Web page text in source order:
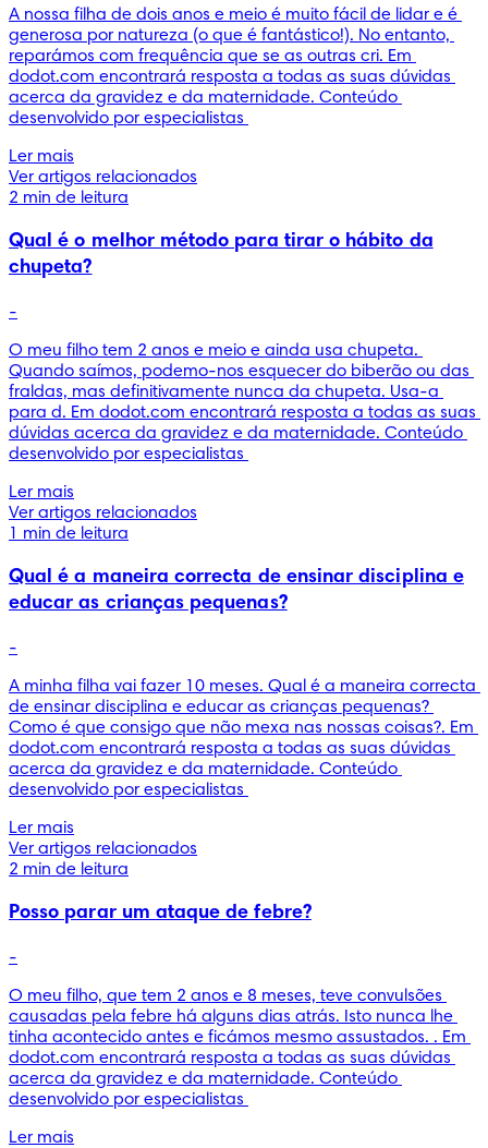
A nossa filha de dois anos e meio é muito fácil de lidar e é
generosa por natureza (o que é fantástico!). No entanto,
reparámos com frequência que se as outras cri. Em
dodot.com encontrará resposta a todas as suas dúvidas
acerca da gravidez e da maternidade. Conteúdo
desenvolvido por especialistas
Ler mais
Ver artigos relacionados
2 min de leitura
Qual é o melhor método para tirar o hábito da
chupeta?
-
O meu filho tem 2 anos e meio e ainda usa chupeta.
Quando saímos, podemo-nos esquecer do biberão ou das
fraldas, mas definitivamente nunca da chupeta. Usa-a
para d. Em dodot.com encontrará resposta a todas as suas
dúvidas acerca da gravidez e da maternidade. Conteúdo
desenvolvido por especialistas
Ler mais
Ver artigos relacionados
1 min de leitura
Qual é a maneira correcta de ensinar disciplina e
educar as crianças pequenas?
-
A minha filha vai fazer 10 meses. Qual é a maneira correcta
de ensinar disciplina e educar as crianças pequenas?
Como é que consigo que não mexa nas nossas coisas?. Em
dodot.com encontrará resposta a todas as suas dúvidas
acerca da gravidez e da maternidade. Conteúdo
desenvolvido por especialistas
Ler mais
Ver artigos relacionados
2 min de leitura
Posso parar um ataque de febre?
-
O meu filho, que tem 2 anos e 8 meses, teve convulsões
causadas pela febre há alguns dias atrás. Isto nunca lhe
tinha acontecido antes e ficámos mesmo assustados. . Em
dodot.com encontrará resposta a todas as suas dúvidas
acerca da gravidez e da maternidade. Conteúdo
desenvolvido por especialistas
Ler mais